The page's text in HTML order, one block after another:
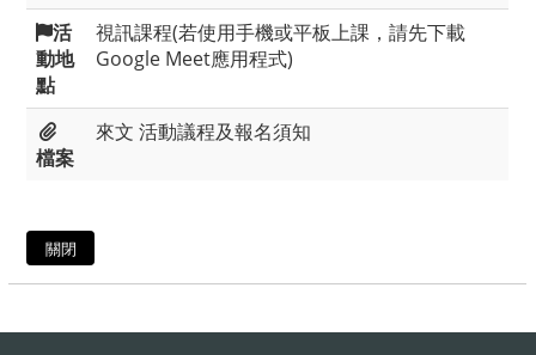
活
動地
點
視訊課程(若使用手機或平板上課，請先下載
Google Meet應用程式)
檔案
來文 活動議程及報名須知
關閉